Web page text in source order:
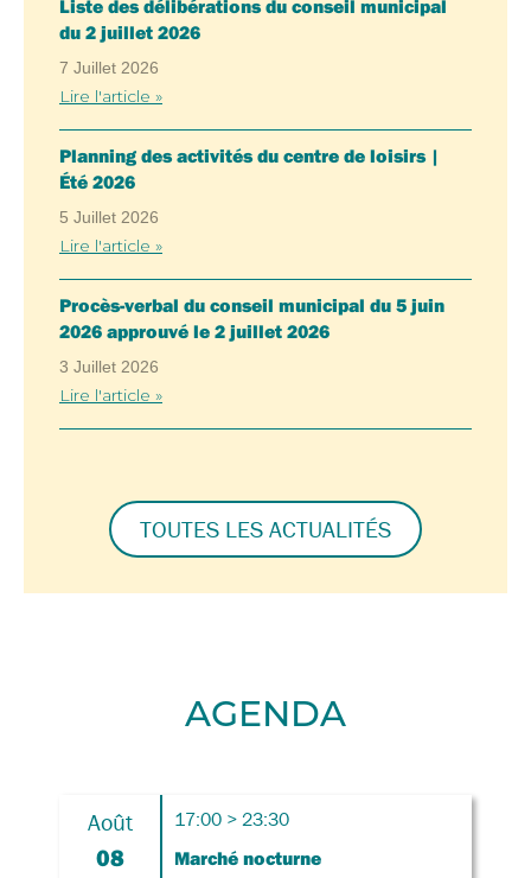
Liste des délibérations du conseil municipal
du 2 juillet 2026
7 Juillet 2026
Lire l'article »
Planning des activités du centre de loisirs |
Été 2026
5 Juillet 2026
Lire l'article »
Procès-verbal du conseil municipal du 5 juin
2026 approuvé le 2 juillet 2026
3 Juillet 2026
Lire l'article »
TOUTES LES ACTUALITÉS
AGENDA
Août
08
17:00 > 23:30
Marché nocturne